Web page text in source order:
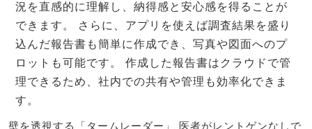
況を直感的に理解し、納得感と安心感を得ることが
できます。 さらに、アプリを使えば調査結果を盛り
込んだ報告書も簡単に作成でき、写真や図面へのプ
ロットも可能です。 作成した報告書はクラウドで管
理できるため、社内での共有や管理も効率化できま
す。
壁を透視する「タームレーダー」 医者がレントゲンなしで